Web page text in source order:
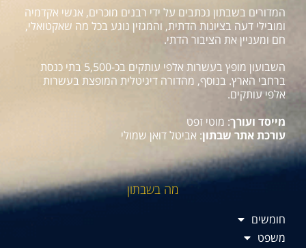
המדורים בשבתון נכתבים על ידי רבנים מוכרים, אנשי אקדמיה
ומובילי דעה בציונות הדתית, והמגזין נוגע בכל מה שאקטואלי,
חם ומעניין את הציבור הדתי.
השבועון מופץ בעשרות אלפי עותקים בכ-5,500 בתי כנסת
ברחבי הארץ. בנוסף, מהדורה דיגיטלית המופצת בעשרות
אלפי עותקים.
מייסד ועורך: מוטי זפט
עורכת אתר שבתון: אביטל דואן שמולי
מה בשבתון
חומשים
משפט